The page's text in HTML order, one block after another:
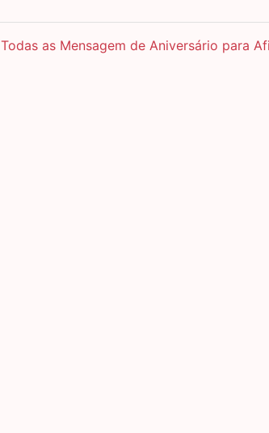
Todas as Mensagem de Aniversário para